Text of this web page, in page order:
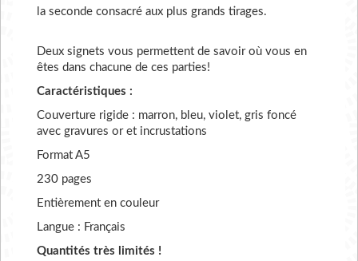
la seconde consacré aux plus grands tirages.
Deux signets vous permettent de savoir où vous en
êtes dans chacune de ces parties!
Caractéristiques :
Couverture rigide : marron, bleu, violet, gris foncé
avec gravures or et incrustations
Format A5
230 pages
Entièrement en couleur
Langue : Français
Quantités très limités !